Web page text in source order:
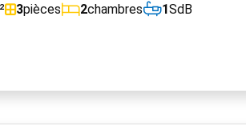
3pièces 2chambres 1SdB